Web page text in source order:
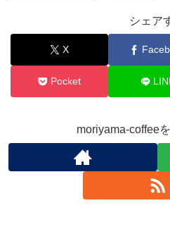
シェア
X
Pocket
moriyama-coffee